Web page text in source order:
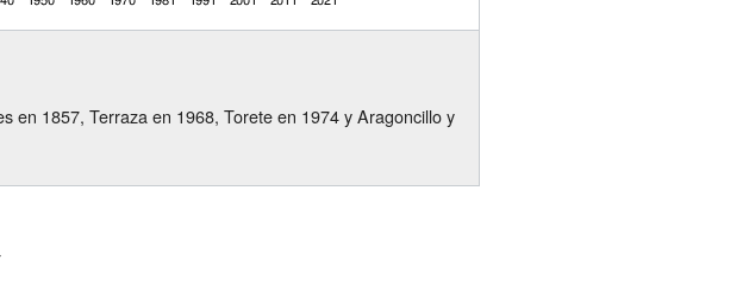
en 1857, Terraza en 1968, Torete en 1974 y Aragoncillo y